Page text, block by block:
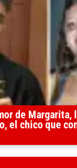
de Margarita,
el chico que